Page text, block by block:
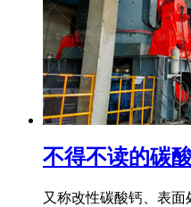
不得不读的碳
又称改性碳酸钙、表